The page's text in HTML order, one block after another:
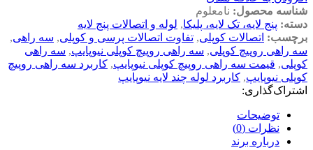
شناسه محصول: نامعلوم
دسته: پنج لایه، تک لایه، پلیکا, لوله و اتصالات پنج لایه
برچسب: اتصالات کوپلی, تفاوت اتصالات پرسی و کوپلی, سه راهی,
سه راهی روپیچ کوپلی, سه راهی روپیچ کوپلی نیوپایپ, سه راهی
کوپلی, قیمت سه راهی روپیچ کوپلی نیوپایپ, کاربرد سه راهی روپیچ
کوپلی نیوپایپ, کاربرد لوله چند لایه نیوپایپ
اشتراک‌گذاری:
توضیحات
نظرات (0)
درباره برند